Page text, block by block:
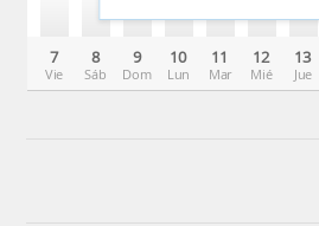
7
Vie
8
Sáb
9
Dom
10
Lun
11
Mar
12
Mié
13
Jue